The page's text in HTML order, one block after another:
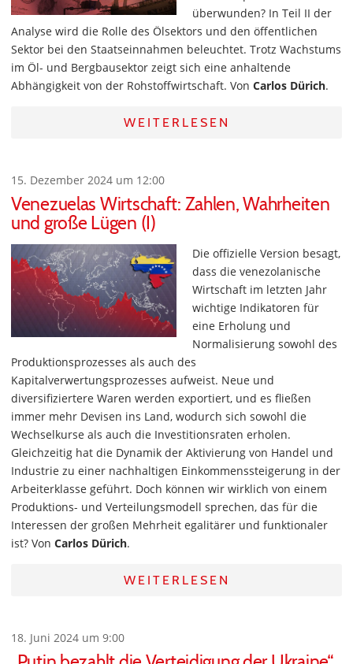
überwunden? In Teil II der
Analyse wird die Rolle des Ölsektors und den öffentlichen
Sektor bei den Staatseinnahmen beleuchtet. Trotz Wachstums
im Öl- und Bergbausektor zeigt sich eine anhaltende
Abhängigkeit von der Rohstoffwirtschaft. Von Carlos Dürich.
WEITERLESEN
15. Dezember 2024 um 12:00
Venezuelas Wirtschaft: Zahlen, Wahrheiten
und große Lügen (I)
Die offizielle Version besagt,
dass die venezolanische
Wirtschaft im letzten Jahr
wichtige Indikatoren für
eine Erholung und
Normalisierung sowohl des
Produktionsprozesses als auch des
Kapitalverwertungsprozesses aufweist. Neue und
diversifiziertere Waren werden exportiert, und es fließen
immer mehr Devisen ins Land, wodurch sich sowohl die
Wechselkurse als auch die Investitionsraten erholen.
Gleichzeitig hat die Dynamik der Aktivierung von Handel und
Industrie zu einer nachhaltigen Einkommenssteigerung in der
Arbeiterklasse geführt. Doch können wir wirklich von einem
Produktions- und Verteilungsmodell sprechen, das für die
Interessen der großen Mehrheit egalitärer und funktionaler
ist? Von Carlos Dürich.
WEITERLESEN
18. Juni 2024 um 9:00